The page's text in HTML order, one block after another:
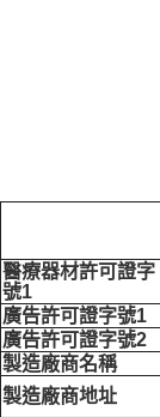
醫療器材許可證字
號1
廣告許可證字號1
廣告許可證字號2
製造廠商名稱
製造廠商地址